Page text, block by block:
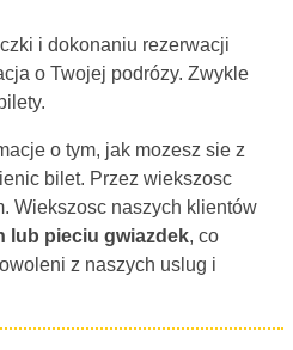
i dokonaniu rezerwacji
o Twojej podrózy. Zwykle
o tym, jak mozesz sie z
bilet. Przez wiekszosc
Wiekszosc naszych klientów
lub pieciu gwiazdek, co
z naszych uslug i